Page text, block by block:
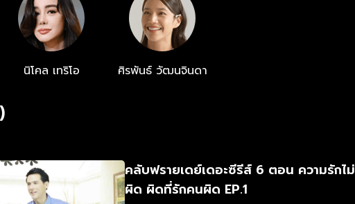
นิโคล เทริโอ ศิรพันธ์ วัฒนจินดา
คลับฟรายเดย์เดอะซีรีส์ 6 ตอน ความรักไม่
ผิด ผิดที่รักคนผิด EP.1